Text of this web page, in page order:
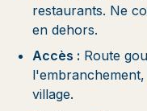
restaurants. Ne
en dehors.
Accès : Route
village.